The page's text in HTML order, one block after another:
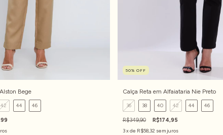
Bege
42 44 46
50% OFF
Calça Reta em Alfaiataria Nie Preto
36 38 40 42 44 46
R$349,90
R$174,95
3x de R$58,32 sem juros